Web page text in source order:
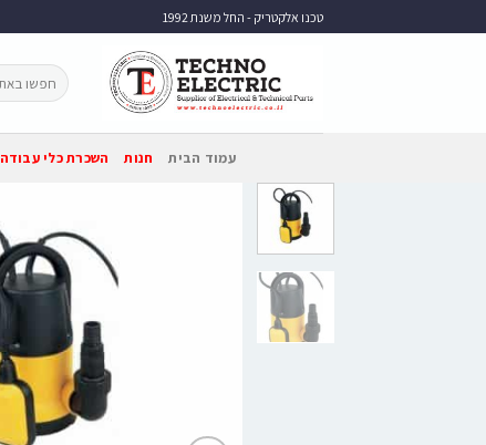
טכנו אלקטריק - החל משנת 1992
עמוד הבית חנות השכרת כלי עבודה